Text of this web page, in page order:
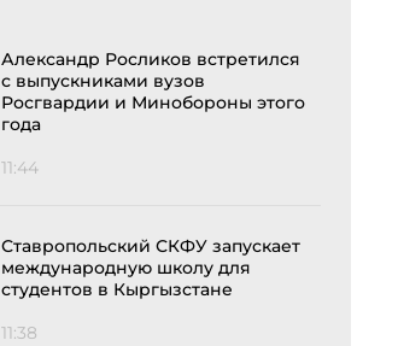
Александр Росликов встретился
с выпускниками вузов
Росгвардии и Минобороны этого
года
11:44
Ставропольский СКФУ запускает
международную школу для
студентов в Кыргызстане
11:38